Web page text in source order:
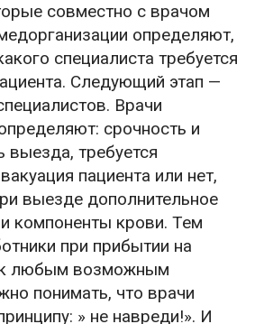
совместно с врачом
определяют,
специалиста требуется
Следующий этап —
Врачи
срочность и
выезда, требуется
пациента или нет,
выезде дополнительное
компоненты крови. Тем
при прибытии на
любым возможным
понимать, что врачи
» не навреди!». И